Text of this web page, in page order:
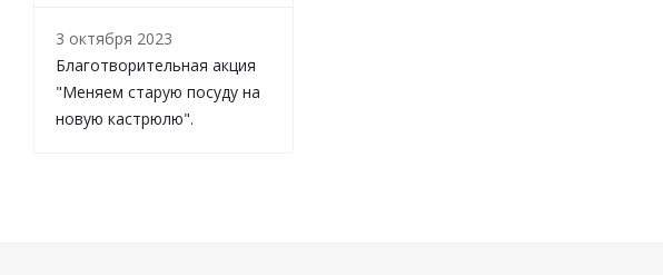
3 октября 2023
Благотворительная акция
"Меняем старую посуду на
новую кастрюлю".